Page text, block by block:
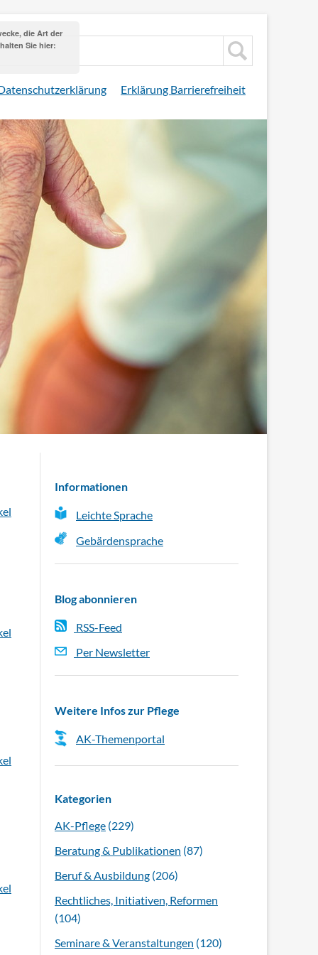
Erklärung Barrierefreiheit
Informationen
Leichte Sprache
Gebärdensprache
Blog abonnieren
RSS-Feed
Per Newsletter
Weitere Infos zur Pflege
AK-Themenportal
Kategorien
AK-Pflege (229)
Beratung & Publikationen (87)
Beruf & Ausbildung (206)
Rechtliches, Initiativen, Reformen
(104)
Seminare & Veranstaltungen (120)
die Art der
Sie hier: